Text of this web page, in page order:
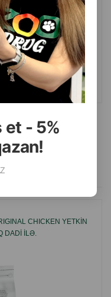
- 5%
Almaq
CHICKEN YETKIN
DADI ILƏ.